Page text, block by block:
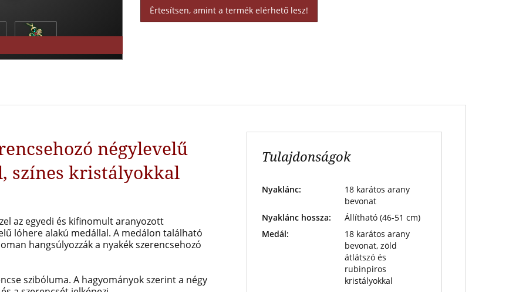
Értesítsen, amint a termék elérhető lesz!
négylevelű
színes kristályokkal
az egyedi és kifinomult aranyozott
lóhere alakú medállal. A medálon található
hangsúlyozzák a nyakék szerencsehozó
szibóluma. A hagyományok szerint a négy
Tulajdonságok
Nyaklánc:
18 karátos arany
bevonat
Nyaklánc hossza:
Állítható (46-51 cm)
Medál:
18 karátos arany
bevonat, zöld
átlátszó és
rubinpiros
kristályokkal